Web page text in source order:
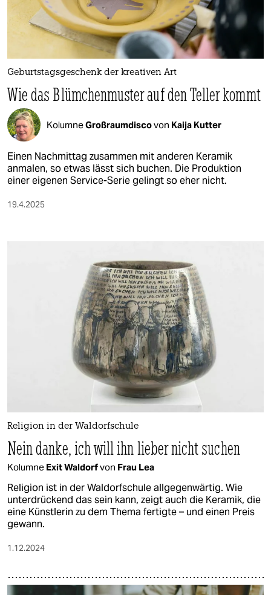
nord
wahrheit
verlag
veranstaltungen
shop
fragen & hilfe
unterstützen
Geburtstagsgeschenk der kreativen Art
Wie das Blümchenmuster auf den Teller kommt
KolumneGroßraumdiscovon Kaija Kutter
Einen Nachmittag zusammen mit anderen Keramik
anmalen, so etwas lässt sich buchen. Die Produktion
einer eigenen Service-Serie gelingt so eher nicht.
19.4.2025
Religion in der Waldorfschule
Nein danke, ich will ihn lieber nicht suchen
Kolumne Exit Waldorfvon Frau Lea
Religion ist in der Waldorfschule allgegenwärtig. Wie
unterdrückend das sein kann, zeigt auch die Keramik, die
eine Künstlerin zu dem Thema fertigte – und einen Preis
gewann.
1.12.2024